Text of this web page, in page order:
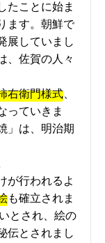
たことに始ま
ます。朝鮮で
展していまし
、佐賀の人々
右衛門様式、
っていきま
」は、明治期
が行われるよ
も確立されま
とされ、絵の
伝とされまし